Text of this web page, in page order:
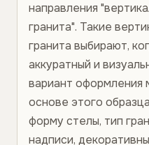
направления
гранита". Такие
гранита выбирают,
аккуратный и
вариант оформления
основе этого
форму стелы, тип
надписи,